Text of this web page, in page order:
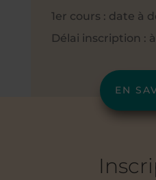
1er cours : date à
Délai inscription :
EN